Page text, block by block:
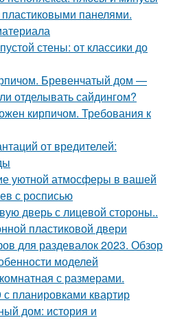
пластиковыми панелями.
стены: от классики до
Бревенчатый дом —
отделывать сайдингом?
кирпичом. Требования к
от вредителей:
уютной атмосферы в вашей
с росписью
дверь с лицевой стороны..
пластиковой двери
для раздевалок 2023. Обзор
моделей
с размерами.
планировками квартир
дом: история и